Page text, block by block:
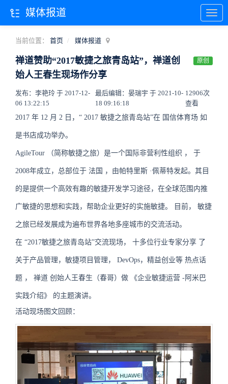
当前位置： 首页 媒体报道
禅道赞助“2017敏捷之旅青岛站”，禅道创
始人王春生现场作分享
原创
发布：李艳玲 于 2017-12-
06 13:22:15
最后编辑：晏瑞宇 于 2021-10-
18 09:16:18
12906次
查看
2017 年 12 月 2 日，“ 2017 敏捷之旅青岛站”在 国信体育场 如
是书店成功举办。
AgileTour （简称敏捷之旅）是一个国际非营利性组织 ， 于
2008年成立，总部位于 法国 ，由帕特里斯 ·佩蒂特发起。其目
的是提供一个高效有趣的敏捷开发学习途径，在全球范围内推
广敏捷的思想和实践，帮助企业更好的实施敏捷。 目前， 敏捷
之旅已经发展成为遍布世界各地多座城市的交流活动。
在 “2017敏捷之旅青岛站”交流现场， 十多位行业专家分享 了
关于产品管理，敏捷项目管理， DevOps，精益创业等 热点话
题 ， 禅道 创始人王春生（春哥）做 《企业敏捷运营 -阿米巴
实践介绍》 的主题演讲。
活动现场图文回顾：
媒体报道